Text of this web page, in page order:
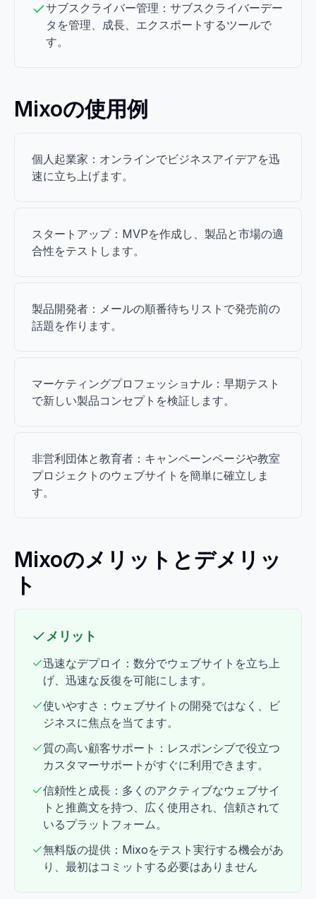
サブスクライバー管理：サブスクライバーデー
タを管理、成長、エクスポートするツールで
す。
Mixoの使用例
個人起業家：オンラインでビジネスアイデアを迅
速に立ち上げます。
スタートアップ：MVPを作成し、製品と市場の適
合性をテストします。
製品開発者：メールの順番待ちリストで発売前の
話題を作ります。
マーケティングプロフェッショナル：早期テスト
で新しい製品コンセプトを検証します。
非営利団体と教育者：キャンペーンページや教室
プロジェクトのウェブサイトを簡単に確立しま
す。
Mixoのメリットとデメリッ
ト
メリット
迅速なデプロイ：数分でウェブサイトを立ち上
げ、迅速な反復を可能にします。
使いやすさ：ウェブサイトの開発ではなく、ビ
ジネスに焦点を当てます。
質の高い顧客サポート：レスポンシブで役立つ
カスタマーサポートがすぐに利用できます。
信頼性と成長：多くのアクティブなウェブサイ
トと推薦文を持つ、広く使用され、信頼されて
いるプラットフォーム。
無料版の提供：Mixoをテスト実行する機会があ
り、最初はコミットする必要はありません